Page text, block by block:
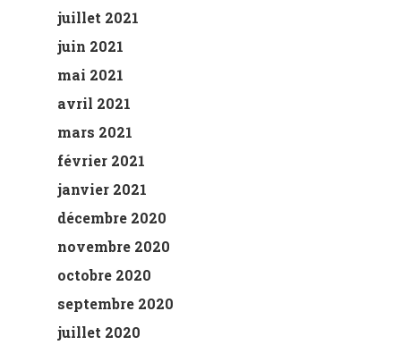
juillet 2021
juin 2021
mai 2021
avril 2021
mars 2021
février 2021
janvier 2021
décembre 2020
novembre 2020
octobre 2020
septembre 2020
juillet 2020